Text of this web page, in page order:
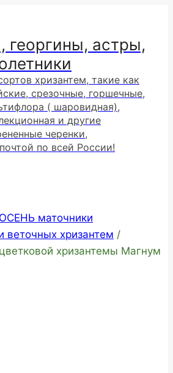
георгины, астры,
хризантем, такие как
срезочные, горшечные,
( шаровидная),
и другие
черенки,
по всей России!
маточники
веточных хризантем /
хризантемы Магнум